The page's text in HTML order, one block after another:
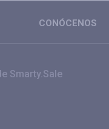
CONÓCENOS
Smarty.Sale